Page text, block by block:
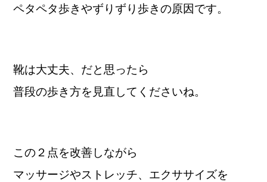
ペタペタ歩きやずりずり歩きの原因です。
靴は大丈夫、だと思ったら
普段の歩き方を見直してくださいね。
この２点を改善しながら
マッサージやストレッチ、エクササイズを